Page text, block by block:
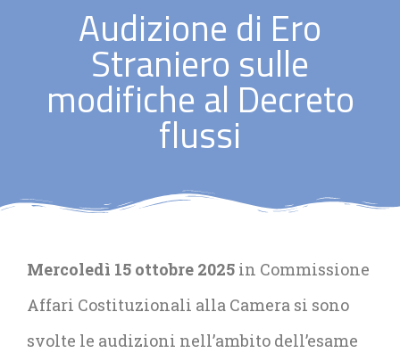
Audizione di Ero
Straniero sulle
modifiche al Decreto
flussi
Mercoledì 15 ottobre 2025 in Commissione
Affari Costituzionali alla Camera si sono
svolte le audizioni nell’ambito dell’esame